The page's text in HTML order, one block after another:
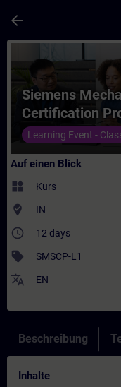
arrow_back
Kurs -
Siemens
Certification
(Level 1) for
Learning Event -
Auf einen Blick
widgets Kurs
where_to_vote IN
access_time 12 days
sell SMSCP-L1
translate EN
Beschreibung
Inhalte